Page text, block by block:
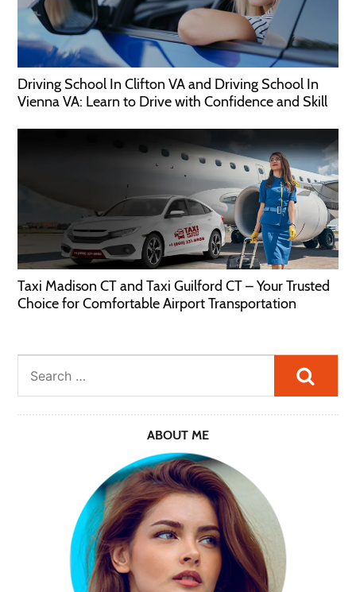
Driving School In Clifton VA and Driving School In
Vienna VA: Learn to Drive with Confidence and Skill
Taxi Madison CT and Taxi Guilford CT – Your Trusted
Choice for Comfortable Airport Transportation
ABOUT ME